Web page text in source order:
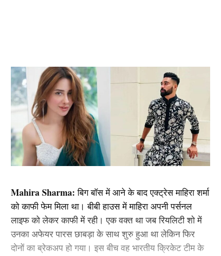
Mahira Sharma: बिग बॉस में आने के बाद एक्ट्रेस माहिरा शर्मा
को काफी फेम मिला था। बीबी हाउस में माहिरा अपनी पर्सनल
लाइफ को लेकर काफी में रही। एक वक्त था जब रियलिटी शो में
उनका अफेयर पारस छाबड़ा के साथ शुरु हुआ था लेकिन फिर
दोनों का ब्रेकअप हो गया। इस बीच वह भारतीय क्रिकेट टीम के